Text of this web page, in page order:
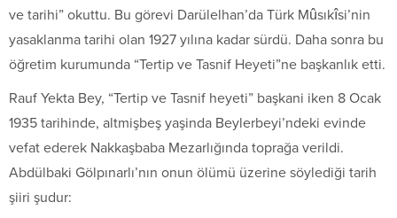
ve tarihi” okuttu. Bu görevi Darülelhan’da Türk Mûsıkîsi’nin
yasaklanma tarihi olan 1927 yılına kadar sürdü. Daha sonra bu
öğretim kurumunda “Tertip ve Tasnif Heyeti”ne başkanlık etti.
Rauf Yekta Bey, “Tertip ve Tasnif heyeti” başkani iken 8 Ocak
1935 tarihinde, altmişbeş yaşinda Beylerbeyi’ndeki evinde
vefat ederek Nakkaşbaba Mezarlığında toprağa verildi.
Abdülbaki Gölpınarlı’nın onun ölümü üzerine söylediği tarih
şiiri şudur: